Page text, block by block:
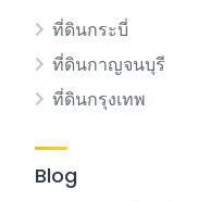
ที่ดินกระบี่
ที่ดินกาญจนบุรี
ที่ดินกรุงเทพ
Blog